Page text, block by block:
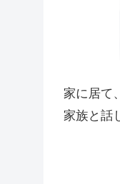
家に居て
家族と話